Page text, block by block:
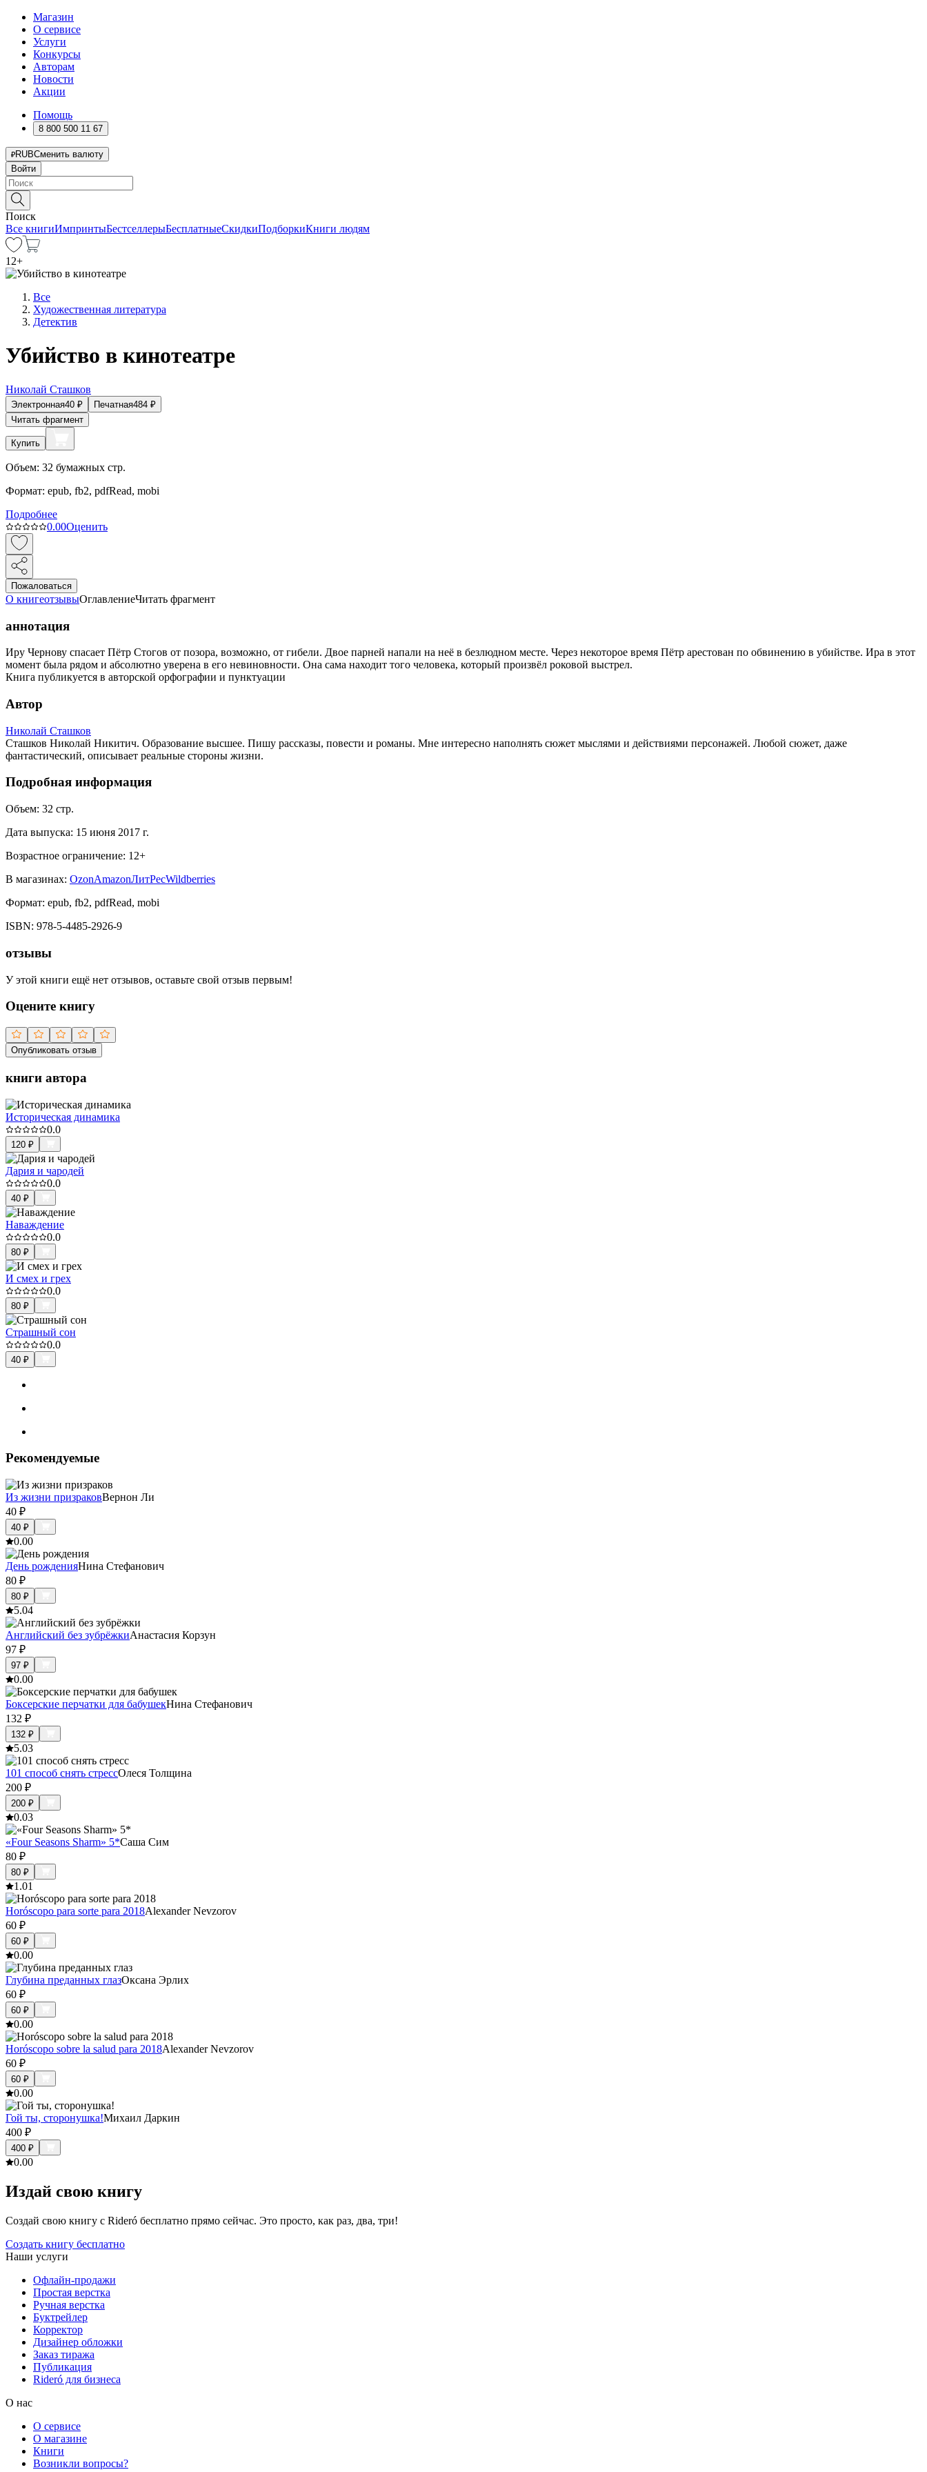
Магазин
О сервисе
Услуги
Конкурсы
Авторам
Новости
Акции
Помощь
8 800 500 11 67
RUBСменить валюту
Войти
Поиск
Все книгиИмпринтыБестселлерыБесплатныеСкидкиПодборкиКниги людям
12+
Все
Художественная литература
Детектив
Убийство в кинотеатре
Николай Сташков
Электронная40 ₽ Печатная484 ₽
Читать фрагмент
Купить
Объем: 32 бумажных стр.
Формат: epub, fb2, pdfRead, mobi
Подробнее
0.00Оценить
Пожаловаться
О книгеотзывыОглавлениеЧитать фрагмент
аннотация
Иру Чернову спасает Пётр Стогов от позора, возможно, от гибели. Двое парней напали на неё в безлюдном месте. Через некоторое время Пётр арестован по обвинению в убийстве. Ира в этот
момент была рядом и абсолютно уверена в его невиновности. Она сама находит того человека, который произвёл роковой выстрел.
Книга публикуется в авторской орфографии и пунктуации
Автор
Николай Сташков
Сташков Николай Никитич. Образование высшее. Пишу рассказы, повести и романы. Мне интересно наполнять сюжет мыслями и действиями персонажей. Любой сюжет, даже
фантастический, описывает реальные стороны жизни.
Подробная информация
Объем: 32 стр.
Дата выпуска: 15 июня 2017 г.
Возрастное ограничение: 12+
В магазинах: OzonAmazonЛитРесWildberries
Формат: epub, fb2, pdfRead, mobi
ISBN: 978-5-4485-2926-9
отзывы
У этой книги ещё нет отзывов, оставьте свой отзыв первым!
Оцените книгу
Опубликовать отзыв
книги автора
Историческая динамика
0.0
120 ₽
Дария и чародей
0.0
40 ₽
Наваждение
0.0
80 ₽
И смех и грех
0.0
80 ₽
Страшный сон
0.0
40 ₽
Рекомендуемые
Из жизни призраковВернон Ли
40 ₽
40 ₽
0.00
День рожденияНина Стефанович
80 ₽
80 ₽
5.04
Английский без зубрёжкиАнастасия Корзун
97 ₽
97 ₽
0.00
Боксерские перчатки для бабушекНина Стефанович
132 ₽
132 ₽
5.03
101 способ снять стрессОлеся Толщина
200 ₽
200 ₽
0.03
«Four Seasons Sharm» 5*Саша Сим
80 ₽
80 ₽
1.01
Horóscopo para sorte para 2018Alexander Nevzorov
60 ₽
60 ₽
0.00
Глубина преданных глазОксана Эрлих
60 ₽
60 ₽
0.00
Horóscopo sobre la salud para 2018Alexander Nevzorov
60 ₽
60 ₽
0.00
Гой ты, сторонушка!Михаил Даркин
400 ₽
400 ₽
0.00
Издай свою книгу
Создай свою книгу с Rideró бесплатно прямо сейчас. Это просто, как раз, два, три!
Создать книгу бесплатно
Наши услуги
Офлайн-продажи
Простая верстка
Ручная верстка
Буктрейлер
Корректор
Дизайнер обложки
Заказ тиража
Публикация
Rideró для бизнеса
О нас
О сервисе
О магазине
Книги
Возникли вопросы?